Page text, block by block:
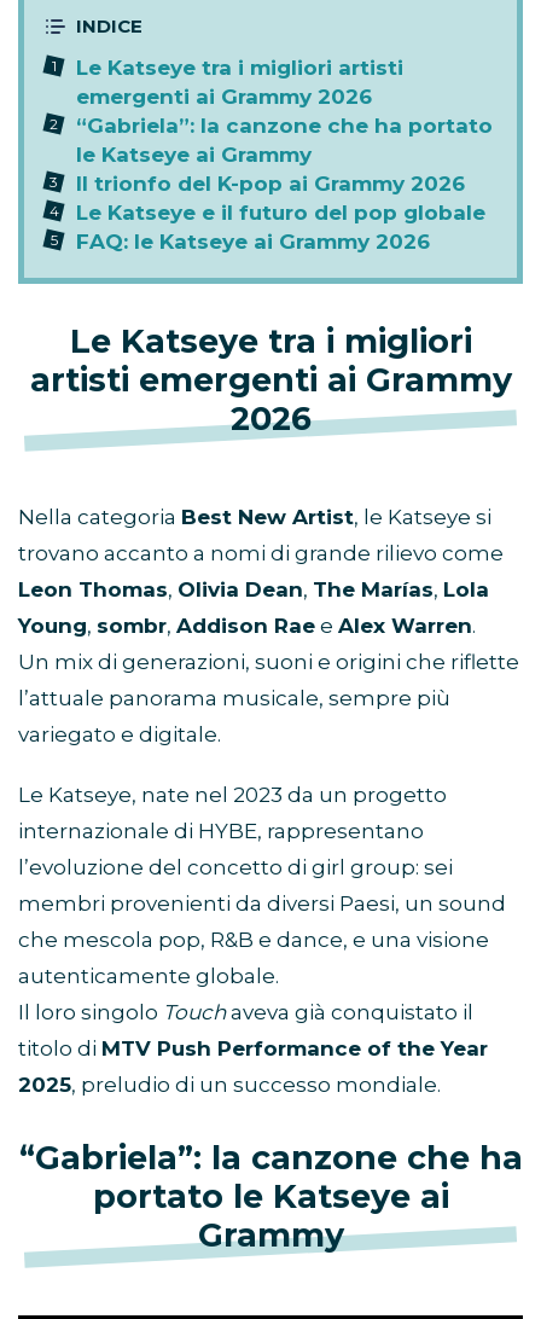
Le Katseye tra i migliori artisti
emergenti ai Grammy 2026
“Gabriela”: la canzone che ha portato
le Katseye ai Grammy
Il trionfo del K-pop ai Grammy 2026
Le Katseye e il futuro del pop globale
FAQ: le Katseye ai Grammy 2026
Le Katseye tra i migliori
artisti emergenti ai Grammy
2026
Nella categoria Best New Artist, le Katseye si
trovano accanto a nomi di grande rilievo come
Leon Thomas, Olivia Dean, The Marías, Lola
Young, sombr, Addison Rae e Alex Warren.
Un mix di generazioni, suoni e origini che riflette
l’attuale panorama musicale, sempre più
variegato e digitale.
Le Katseye, nate nel 2023 da un progetto
internazionale di HYBE, rappresentano
l’evoluzione del concetto di girl group: sei
membri provenienti da diversi Paesi, un sound
che mescola pop, R&B e dance, e una visione
autenticamente globale.
Il loro singolo Touchaveva già conquistato il
titolo di MTV Push Performance of the Year
2025, preludio di un successo mondiale.
“Gabriela”: la canzone che ha
portato le Katseye ai
Grammy